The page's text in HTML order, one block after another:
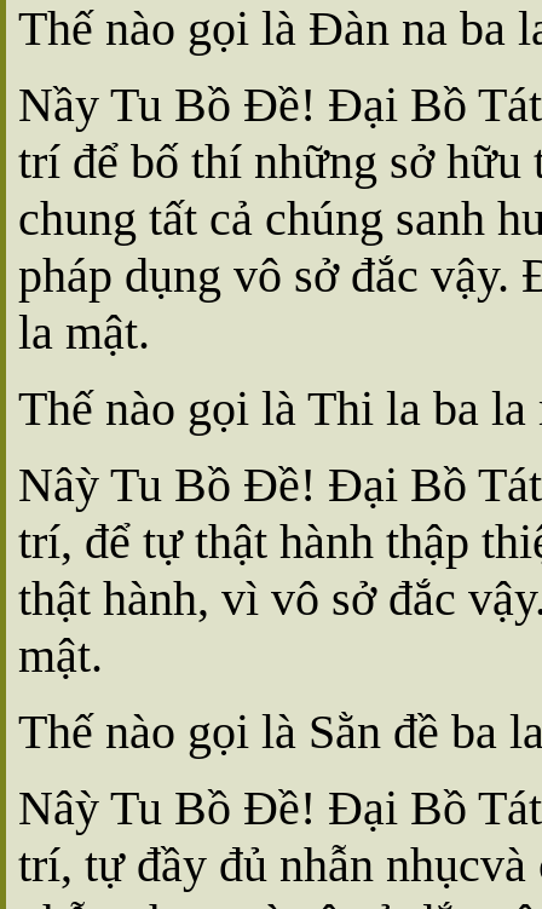
Thế nào gọi là Ðàn na ba
Nầy Tu Bồ Ðề! Ðại Bồ
trí để bố thí những sở hữu
chung tất cả chúng sanh
pháp dụng vô sở đắc
la mật.
Thế nào gọi là Thi la ba
Nâỳ Tu Bồ Ðề! Ðại Bồ
trí, để tự thật hành thập
thật hành, vì vô sở đắc
mật.
Thế nào gọi là Sằn đề ba
Nâỳ Tu Bồ Ðề! Ðại Bồ
trí, tự đầy đủ nhẫn